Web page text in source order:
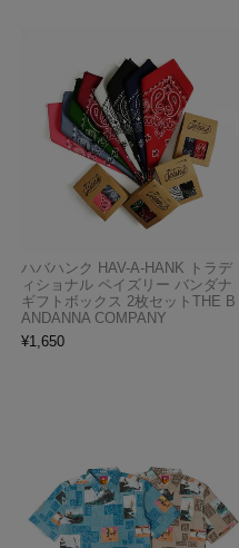
ハバハンク HAV-A-HANK トラデ
ィショナル ペイズリー バンダナ
ギフトボックス 2枚セットTHE B
ANDANNA COMPANY
¥1,650